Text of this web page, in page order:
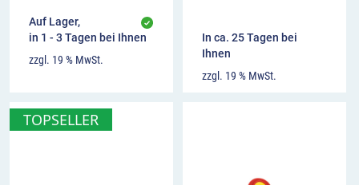
Auf Lager,
in 1 - 3 Tagen bei Ihnen
zzgl. 19 % MwSt.
In ca. 25 Tagen bei
Ihnen
zzgl. 19 % MwSt.
TOPSELLER